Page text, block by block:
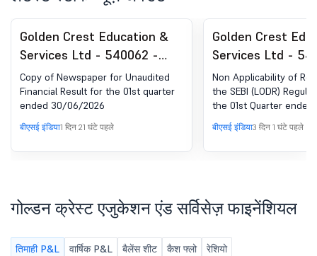
Golden Crest Education &
Services Ltd - 540062 -
Announcement under
Regulation 30 (LODR)-
Newspaper Publication
Copy of Newspaper for Unaudited
Financial Result for the 01st quarter
ended 30/06/2026
बीएसई इंडिया1 दिन 21 घंटे पहले
Golden Crest
Services Ltd -
Compliance -
Applicability Of
32 Of The SEBI
Obligations And
Non Applicability of
the SEBI (LODR)
the 01st Quarter
बीएसई इंडिया3 दिन 1 घंटे पहले
गोल्डन क्रेस्ट एजुकेशन एंड सर्विसेज़ फाइनेंशियल
तिमाही P&L वार्षिक P&L बैलेंस शीट कैश फ्लो रेशियो